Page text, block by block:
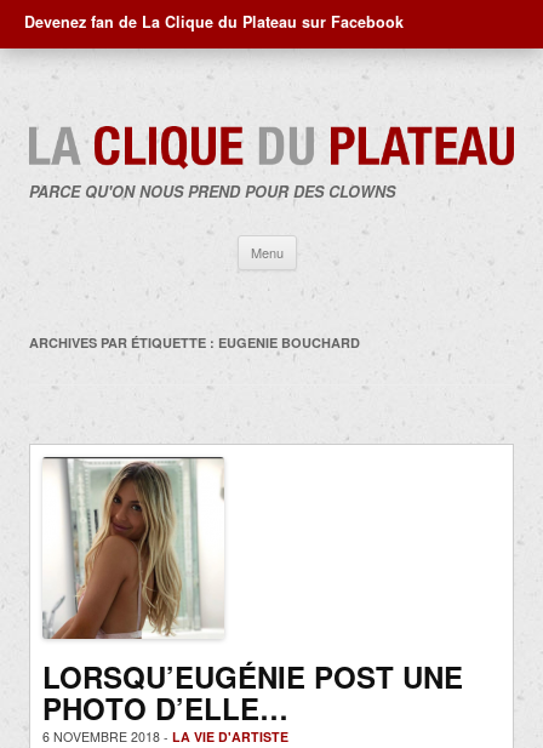
Devenez fan de La Clique du Plateau sur Facebook
PARCE QU'ON NOUS PREND POUR DES CLOWNS
Menu
contenu
ARCHIVES PAR ÉTIQUETTE : EUGENIE BOUCHARD
LORSQU’EUGÉNIE POST UNE
PHOTO D’ELLE…
6 NOVEMBRE 2018 - LA VIE D'ARTISTE